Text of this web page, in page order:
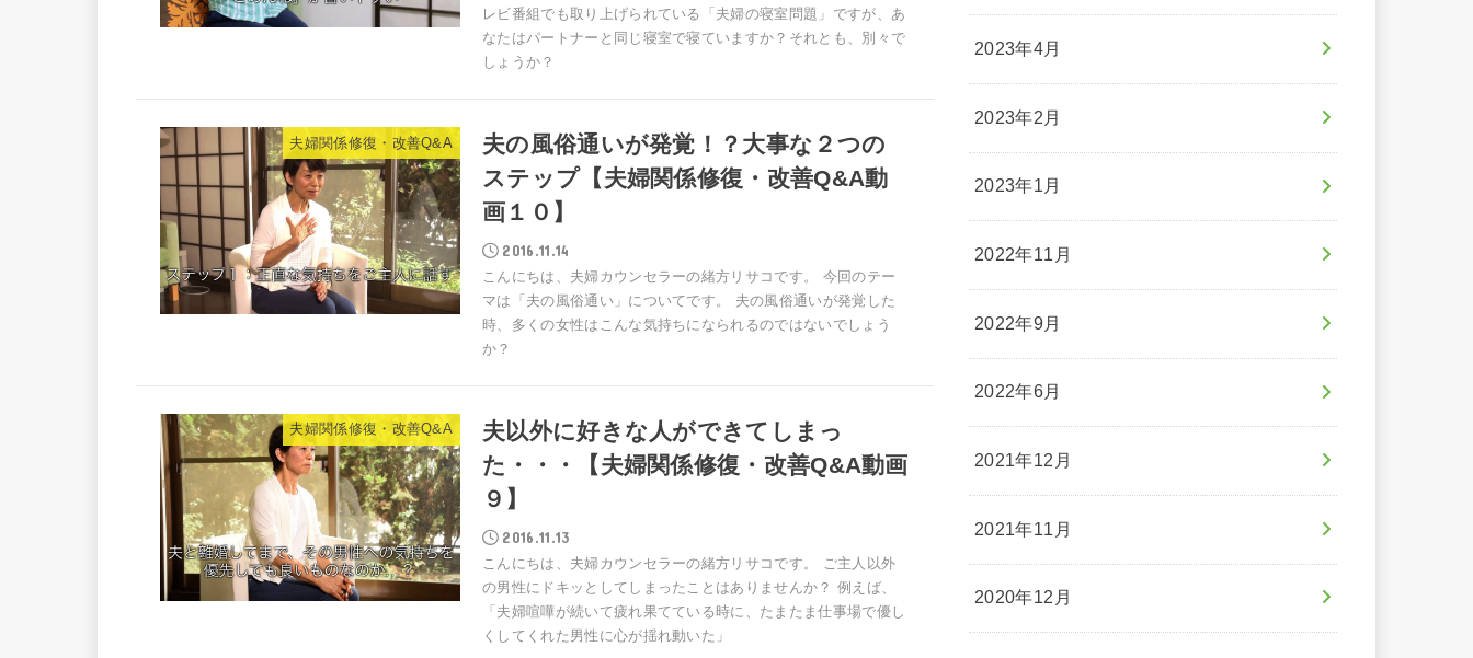
レビ番組でも取り上げられている「夫婦の寝室問題」ですが、あ
なたはパートナーと同じ寝室で寝ていますか？それとも、別々で
しょうか？
夫婦関係修復・改善Q&A
夫の風俗通いが発覚！？大事な２つの
ステップ【夫婦関係修復・改善Q&A動
画１０】
2016.11.14
こんにちは、夫婦カウンセラーの緒方リサコです。 今回のテー
マは「夫の風俗通い」についてです。 夫の風俗通いが発覚した
時、多くの女性はこんな気持ちになられるのではないでしょう
か？
夫婦関係修復・改善Q&A
夫以外に好きな人ができてしまっ
た・・・【夫婦関係修復・改善Q&A動画
９】
2016.11.13
こんにちは、夫婦カウンセラーの緒方リサコです。 ご主人以外
の男性にドキッとしてしまったことはありませんか？ 例えば、
「夫婦喧嘩が続いて疲れ果てている時に、たまたま仕事場で優し
くしてくれた男性に心が揺れ動いた」
2023年4月
2023年2月
2023年1月
2022年11月
2022年9月
2022年6月
2021年12月
2021年11月
2020年12月